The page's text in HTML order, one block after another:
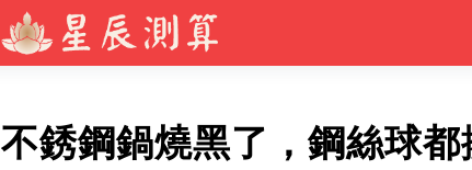
不銹鋼鍋燒黑了，鋼絲球